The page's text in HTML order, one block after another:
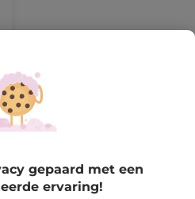
gepaard met een
ervaring!